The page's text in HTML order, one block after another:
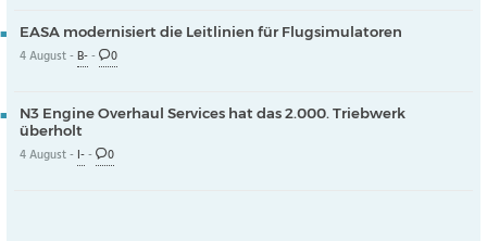
EASA modernisiert die Leitlinien für Flugsimulatoren
4 August -B-- 0
N3 Engine Overhaul Services hat das 2.000. Triebwerk
überholt
4 August - I-- 0